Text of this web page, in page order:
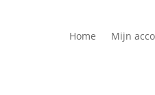
Home Mijn